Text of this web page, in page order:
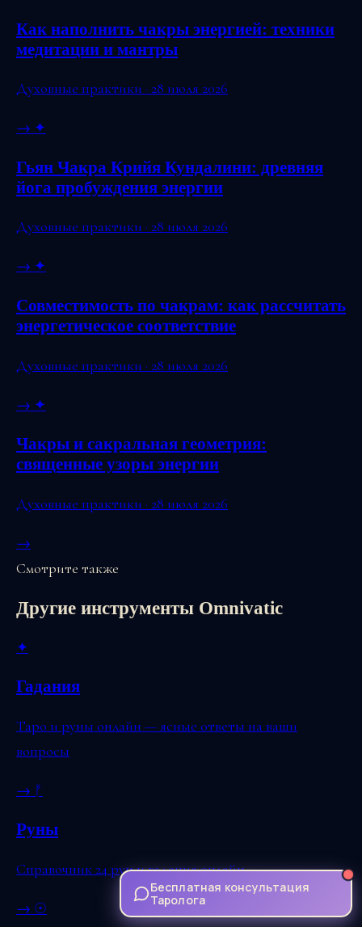
Как наполнить чакры энергией: техники
медитации и мантры
Духовные практики · 28 июля 2026
→ ✦
Гьян Чакра Крийя Кундалини: древняя
йога пробуждения энергии
Духовные практики · 28 июля 2026
→ ✦
Совместимость по чакрам: как рассчитать
энергетическое соответствие
Духовные практики · 28 июля 2026
→ ✦
Чакры и сакральная геометрия:
священные узоры энергии
Духовные практики · 28 июля 2026
→
Смотрите также
Другие инструменты Omnivatic
✦
Гадания
Таро и руны онлайн — ясные ответы на ваши
вопросы
→ ᚠ
Руны
Справочник 24 рун и гадания онлайн
→ ☉
Бесплатная консультация
Таролога